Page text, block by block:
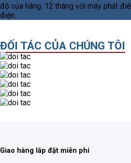
độ của hãng: 12 tháng với máy phát
điện.
ĐỐI TÁC CỦA CHÚNG TÔI
Giao hàng lắp đặt miễn phí